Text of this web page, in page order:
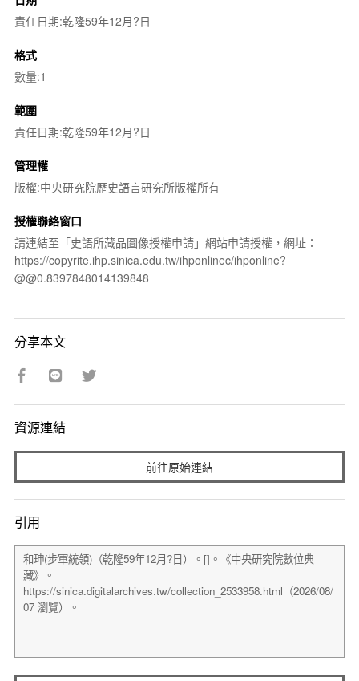
責任日期:乾隆59年12月?日
格式
數量:1
範圍
責任日期:乾隆59年12月?日
管理權
版權:中央研究院歷史語言研究所版權所有
授權聯絡窗口
請連結至「史語所藏品圖像授權申請」網站申請授權，網址：
https://copyrite.ihp.sinica.edu.tw/ihponlinec/ihponline?
@@0.8397848014139848
分享本文
資源連結
前往原始連結
引用